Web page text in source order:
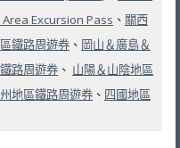
Area Excursion Pass 、 關西
鐵路周遊券 、 岡山＆廣島＆
路周遊券 、 山陽＆山陰地區
地區鐵路周遊券 、 四國地區